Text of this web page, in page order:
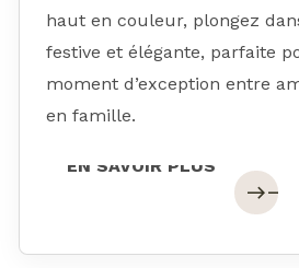
haut en couleur, plongez
festive et élégante, parfaite
moment d’exception entre
en famille.
EN SAVOIR PLUS
easteast